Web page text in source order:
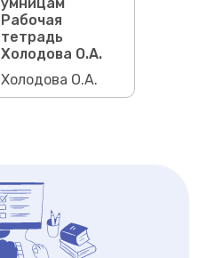
Рабочая
тетрадь
Холодова О.А.
Холодова О.А.